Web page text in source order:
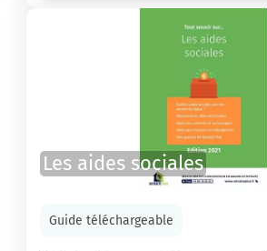
Les aides sociales
Guide téléchargeable